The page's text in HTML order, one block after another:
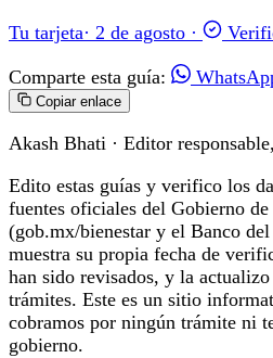
Tu tarjeta· 2 de agosto ·
Comparte esta guía:
Copiar enlace
Akash Bhati · Editor
Edito estas guías y verifico los
fuentes oficiales del Gobierno
(gob.mx/bienestar y el Banco
muestra su propia fecha de
han sido revisados, y la
trámites. Este es un sitio
cobramos por ningún trámite ni
gobierno.